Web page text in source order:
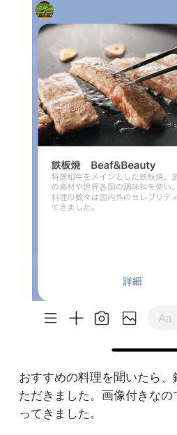
おすすめの料理を聞いたら
ただきました。画像付きな
ってきました。